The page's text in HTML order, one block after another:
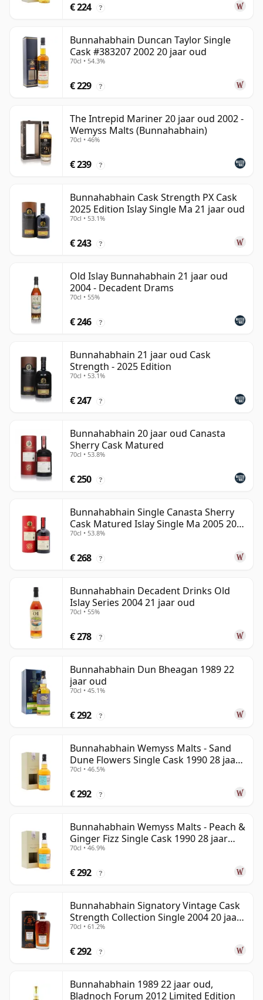
€ 224 ?
Bunnahabhain Duncan Taylor Single
Cask #383207 2002 20 jaar oud
70cl • 54.3%
€ 229 ?
The Intrepid Mariner 20 jaar oud 2002 -
Wemyss Malts (Bunnahabhain)
70cl • 46%
€ 239 ?
Bunnahabhain Cask Strength PX Cask
2025 Edition Islay Single Ma 21 jaar oud
70cl • 53.1%
€ 243 ?
Old Islay Bunnahabhain 21 jaar oud
2004 - Decadent Drams
70cl • 55%
€ 246 ?
Bunnahabhain 21 jaar oud Cask
Strength - 2025 Edition
70cl • 53.1%
€ 247 ?
Bunnahabhain 20 jaar oud Canasta
Sherry Cask Matured
70cl • 53.8%
€ 250 ?
Bunnahabhain Single Canasta Sherry
Cask Matured Islay Single Ma 2005 20
jaar oud
70cl • 53.8%
€ 268 ?
Bunnahabhain Decadent Drinks Old
Islay Series 2004 21 jaar oud
70cl • 55%
€ 278 ?
Bunnahabhain Dun Bheagan 1989 22
jaar oud
70cl • 45.1%
€ 292 ?
Bunnahabhain Wemyss Malts - Sand
Dune Flowers Single Cask 1990 28 jaar
oud
70cl • 46.5%
€ 292 ?
Bunnahabhain Wemyss Malts - Peach &
Ginger Fizz Single Cask 1990 28 jaar
oud
70cl • 46.9%
€ 292 ?
Bunnahabhain Signatory Vintage Cask
Strength Collection Single 2004 20 jaar
oud
70cl • 61.2%
€ 292 ?
Bunnahabhain 1989 22 jaar oud,
Bladnoch Forum 2012 Limited Edition